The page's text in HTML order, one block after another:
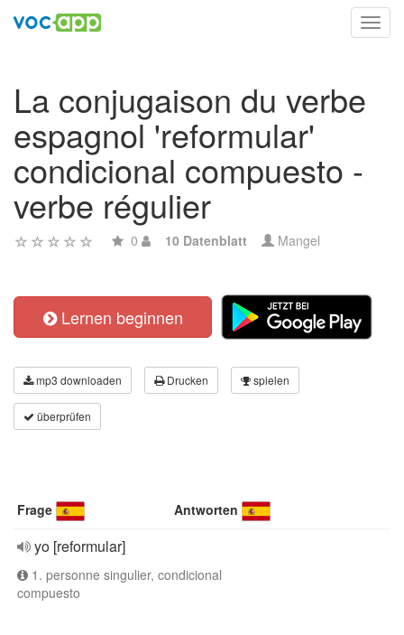
La conjugaison du verbe
espagnol 'reformular'
condicional compuesto -
verbe régulier
0 10 Datenblatt Mangel
Lernen beginnen
mp3 downloaden Drucken spielen
überprüfen
Frage Antworten
yo [reformular]
1. personne singulier, condicional
compuesto